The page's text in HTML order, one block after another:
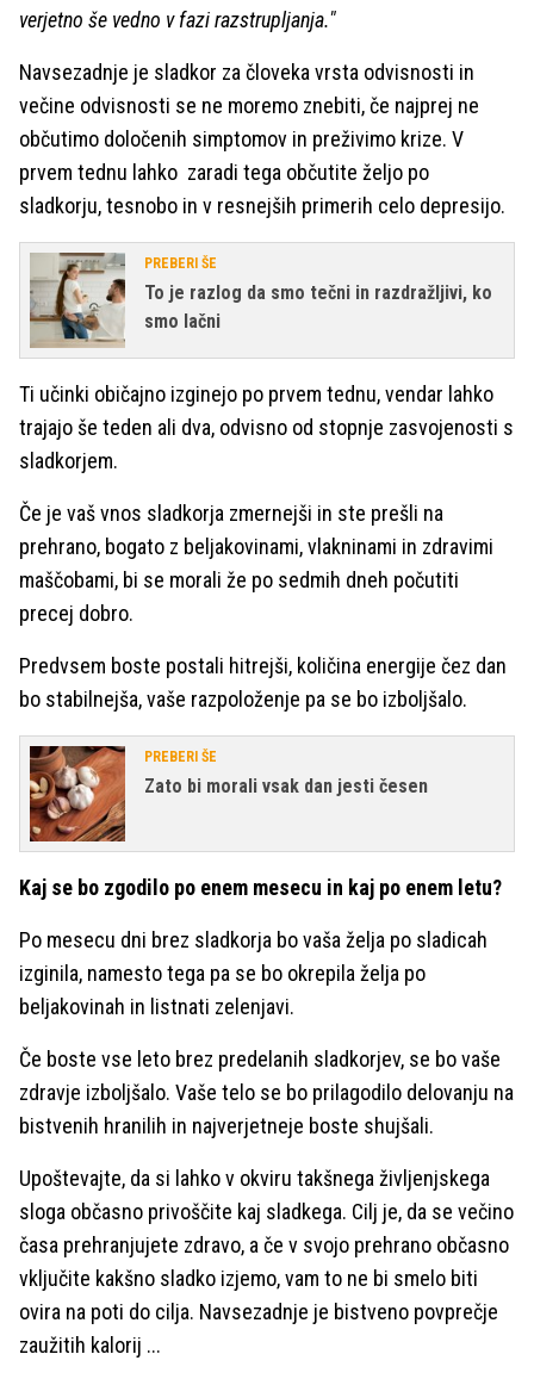
verjetno še vedno v fazi razstrupljanja."
Navsezadnje je sladkor za človeka vrsta odvisnosti in
večine odvisnosti se ne moremo znebiti, če najprej ne
občutimo določenih simptomov in preživimo krize. V
prvem tednu lahko zaradi tega občutite željo po
sladkorju, tesnobo in v resnejših primerih celo depresijo.
PREBERI ŠE
To je razlog da smo tečni in razdražljivi, ko
smo lačni
Ti učinki običajno izginejo po prvem tednu, vendar lahko
trajajo še teden ali dva, odvisno od stopnje zasvojenosti s
sladkorjem.
Če je vaš vnos sladkorja zmernejši in ste prešli na
prehrano, bogato z beljakovinami, vlakninami in zdravimi
maščobami, bi se morali že po sedmih dneh počutiti
precej dobro.
Predvsem boste postali hitrejši, količina energije čez dan
bo stabilnejša, vaše razpoloženje pa se bo izboljšalo.
PREBERI ŠE
Zato bi morali vsak dan jesti česen
Kaj se bo zgodilo po enem mesecu in kaj po enem letu?
Po mesecu dni brez sladkorja bo vaša želja po sladicah
izginila, namesto tega pa se bo okrepila želja po
beljakovinah in listnati zelenjavi.
Če boste vse leto brez predelanih sladkorjev, se bo vaše
zdravje izboljšalo. Vaše telo se bo prilagodilo delovanju na
bistvenih hranilih in najverjetneje boste shujšali.
Upoštevajte, da si lahko v okviru takšnega življenjskega
sloga občasno privoščite kaj sladkega. Cilj je, da se večino
časa prehranjujete zdravo, a če v svojo prehrano občasno
vključite kakšno sladko izjemo, vam to ne bi smelo biti
ovira na poti do cilja. Navsezadnje je bistveno povprečje
zaužitih kalorij ...